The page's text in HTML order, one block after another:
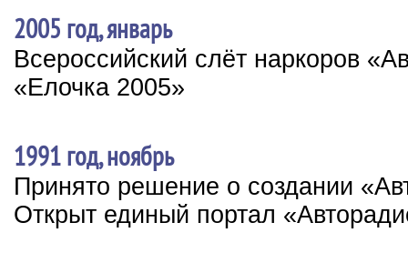
2005 год, январь
Всероссийский слёт наркоров
«Елочка 2005»
1991 год, ноябрь
Принято решение о создании
Открыт единый портал